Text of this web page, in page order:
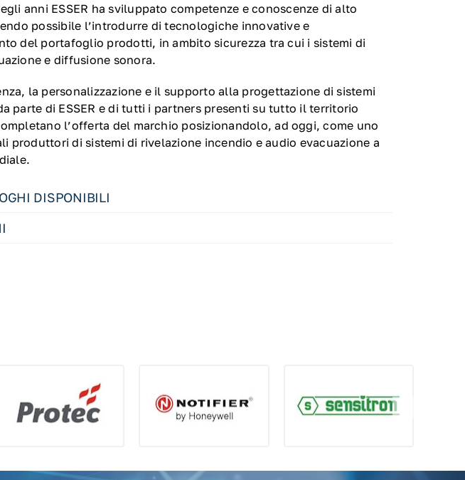
anni ESSER ha sviluppato competenze e conoscenze di alto
possibile l’introdurre di tecnologiche innovative e
del portafoglio prodotti, in ambito sicurezza tra cui i sistemi di
e diffusione sonora.
la personalizzazione e il supporto alla progettazione di sistemi
parte di ESSER e di tutti i partners presenti su tutto il territorio
l’offerta del marchio posizionandolo, ad oggi, come uno
produttori di sistemi di rivelazione incendio e audio evacuazione a
DISPONIBILI